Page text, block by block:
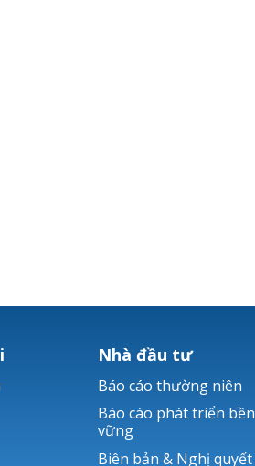
Nhà đầu tư
Báo cáo thường niên
Báo cáo phát triển bền
vững
Biên bản & Nghị quyết